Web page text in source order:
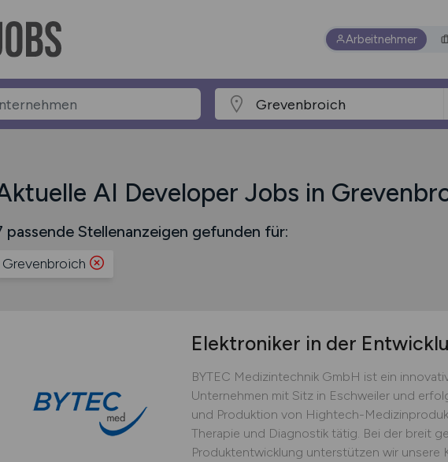
Arbeitnehmer
AI Developer Jobs in
passende Stellenanzeigen gefunden für:
Grevenbroich
Elektroniker in der
BYTEC Medizintechnik GmbH ist ein
Unternehmen mit Sitz in Eschweiler und
und Produktion von Hightech-
Therapie und Diagnostik tätig. Bei der breit
Produktentwicklung unterstützen wir unsere